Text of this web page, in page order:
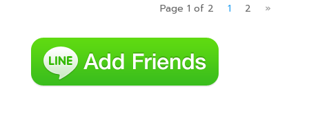
Page 1 of 2 1 2 »